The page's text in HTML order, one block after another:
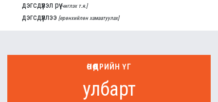
дэгсдүүлэл рүү [чиглэх т.я.]
дэгсдүүллээ [ерөнхийлөн хамаатуулах]
ӨНӨӨДРИЙН ҮГ
улбарт